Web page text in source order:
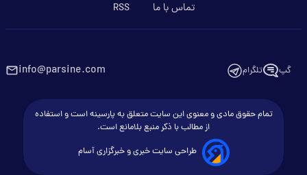
تماس با ما RSS
گپ تلگرام info@parsine.com
تمام حقوق مادی و معنوی این سایت متعلق به پارسینه است و استفاده
از مطالب با ذکر منبع بلامانع است.
طراحی سایت خبری و خبرگزاری آسام